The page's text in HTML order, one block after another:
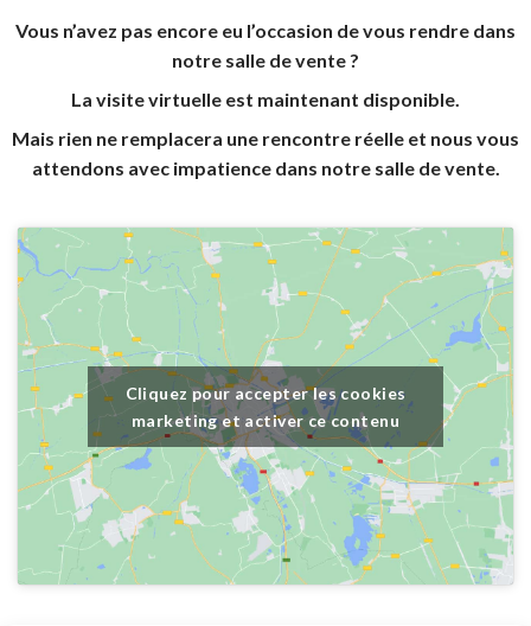
Vous n’avez pas encore eu l’occasion de vous rendre dans
notre salle de vente ?
La visite virtuelle est maintenant disponible.
Mais rien ne remplacera une rencontre réelle et nous vous
attendons avec impatience dans notre salle de vente.
Cliquez pour accepter les cookies
marketing et activer ce contenu